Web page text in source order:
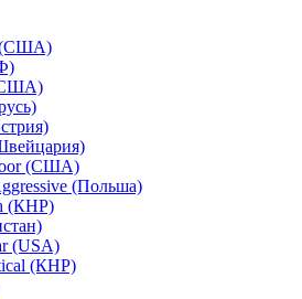
(США)
(США)
(Польша)
(КНР)
(USA)
(КНР)